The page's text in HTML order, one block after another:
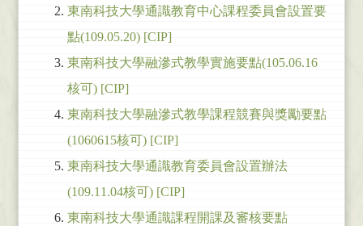
東南科技大學通識教育中心課程委員會設置要
點(109.05.20) [CIP]
東南科技大學融滲式教學實施要點(105.06.16
核可) [CIP]
東南科技大學融滲式教學課程競賽與獎勵要點
(1060615核可) [CIP]
東南科技大學通識教育委員會設置辦法
(109.11.04核可) [CIP]
東南科技大學通識課程開課及審核要點